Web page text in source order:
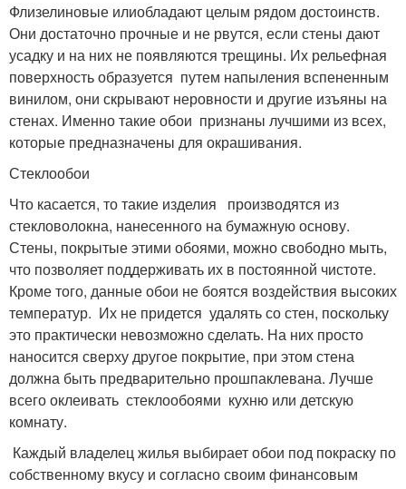
Флизелиновые илиобладают целым рядом достоинств.
Они достаточно прочные и не рвутся, если стены дают
усадку и на них не появляются трещины. Их рельефная
поверхность образуется путем напыления вспененным
винилом, они скрывают неровности и другие изъяны на
стенах. Именно такие обои признаны лучшими из всех,
которые предназначены для окрашивания.
Стеклообои
Что касается, то такие изделия производятся из
стекловолокна, нанесенного на бумажную основу.
Стены, покрытые этими обоями, можно свободно мыть,
что позволяет поддерживать их в постоянной чистоте.
Кроме того, данные обои не боятся воздействия высоких
температур. Их не придется удалять со стен, поскольку
это практически невозможно сделать. На них просто
наносится сверху другое покрытие, при этом стена
должна быть предварительно прошпаклевана. Лучше
всего оклеивать стеклообоями кухню или детскую
комнату.
Каждый владелец жилья выбирает обои под покраску по
собственному вкусу и согласно своим финансовым